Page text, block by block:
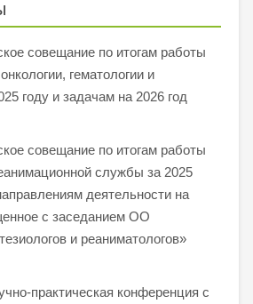
совещание по итогам работы
гематологии и
году и задачам на 2026 год
совещание по итогам работы
службы за 2025
деятельности на
с заседанием ОО
и реаниматологов»
практическая конференция с